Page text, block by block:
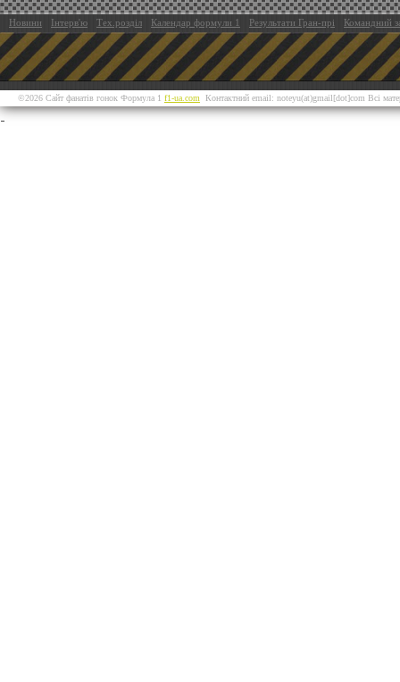
Новини Інтерв'ю Тех.розділ Календар формули 1 Результати Гран-прі Командний
©2026 Сайт фанатів гонок Формула 1 f1-ua.com Контактний email: noteyu(at)gmail[dot]com Всі